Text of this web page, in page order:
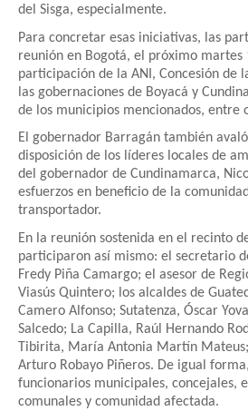
del Sisga, especialmente.
Para concretar esas iniciativas, las
reunión en Bogotá, el próximo martes
participación de la ANI, Concesión de
las gobernaciones de Boyacá y
de los municipios mencionados, entre
El gobernador Barragán también
disposición de los líderes locales de
del gobernador de Cundinamarca,
esfuerzos en beneficio de la
transportador.
En la reunión sostenida en el recinto
participaron así mismo: el secretario
Fredy Piña Camargo; el asesor de
Viasús Quintero; los alcaldes de
Camero Alfonso; Sutatenza, Óscar
Salcedo; La Capilla, Raúl Hernando
Tibirita, María Antonia Martín
Arturo Robayo Piñeros. De igual
funcionarios municipales, concejales,
comunales y comunidad afectada.